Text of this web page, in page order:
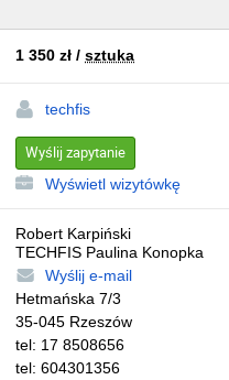
1 350 zł / sztuka
techfis
Wyślij zapytanie
Wyświetl wizytówkę
Robert Karpiński
TECHFIS Paulina Konopka
Wyślij e-mail
Hetmańska 7/3
35-045 Rzeszów
tel: 17 8508656
tel: 604301356